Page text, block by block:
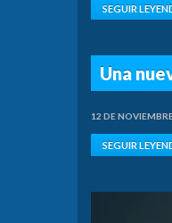
SEGUIR
Una
12 DE
SEGUIR